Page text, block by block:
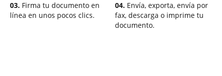
03. Firma tu documento en
línea en unos pocos clics.
04. Envía, exporta, envía por
fax, descarga o imprime tu
documento.